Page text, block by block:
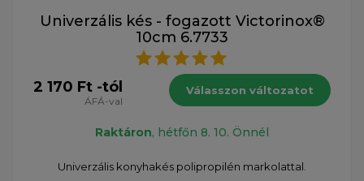
Univerzális kés - fogazott Victorinox®
10cm 6.7733
2 170 Ft -tól
ÁFÁ-val
Válasszon változatot
Raktáron, hétfőn 8. 10. Önnél
Univerzális konyhakés polipropilén markolattal.